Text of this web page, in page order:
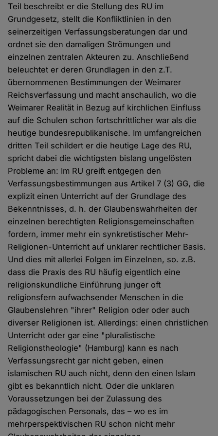
Teil beschreibt er die Stellung des RU im
Grundgesetz, stellt die Konfliktlinien in den
seinerzeitigen Verfassungsberatungen dar und
ordnet sie den damaligen Strömungen und
einzelnen zentralen Akteuren zu. Anschließend
beleuchtet er deren Grundlagen in den z.T.
übernommenen Bestimmungen der Weimarer
Reichsverfassung und macht anschaulich, wo die
Weimarer Realität in Bezug auf kirchlichen Einfluss
auf die Schulen schon fortschrittlicher war als die
heutige bundesrepublikanische. Im umfangreichen
dritten Teil schildert er die heutige Lage des RU,
spricht dabei die wichtigsten bislang ungelösten
Probleme an: Im RU greift entgegen den
Verfassungsbestimmungen aus Artikel 7 (3) GG, die
explizit einen Unterricht auf der Grundlage des
Bekenntnisses, d. h. der Glaubenswahrheiten der
einzelnen berechtigten Religionsgemeinschaften
fordern, immer mehr ein synkretistischer Mehr-
Religionen-Unterricht auf unklarer rechtlicher Basis.
Und dies mit allerlei Folgen im Einzelnen, so. z.B.
dass die Praxis des RU häufig eigentlich eine
religionskundliche Einführung junger oft
religionsfern aufwachsender Menschen in die
Glaubenslehren "ihrer" Religion oder oder auch
diverser Religionen ist. Allerdings: einen christlichen
Unterricht oder gar eine "pluralistische
Religionstheologie" (Hamburg) kann es nach
Verfassungsrecht gar nicht geben, einen
islamischen RU auch nicht, denn den einen Islam
gibt es bekanntlich nicht. Oder die unklaren
Voraussetzungen bei der Zulassung des
pädagogischen Personals, das – wo es im
mehrperspektivischen RU schon nicht mehr